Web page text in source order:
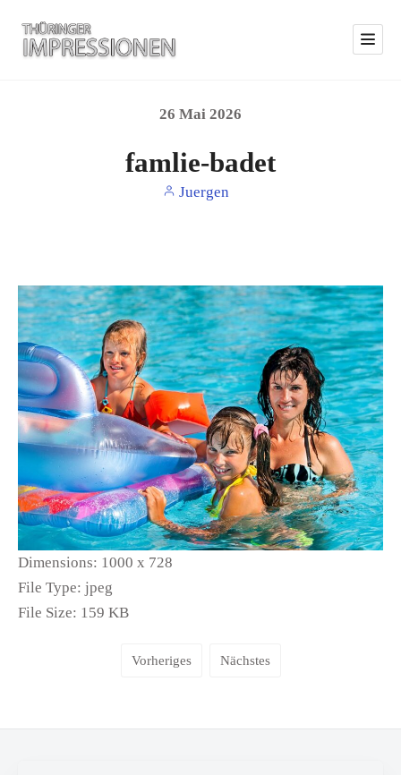
26 Mai 2026
famlie-badet
Juergen
Dimensions: 1000 x 728
File Type: jpeg
File Size: 159 KB
Vorheriges Nächstes